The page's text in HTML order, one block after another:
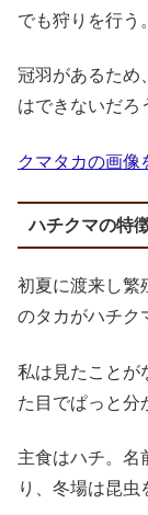
でも狩りを行う。
冠羽があるため
はできないだろ
クマタカの画像
ハチクマの特
初夏に渡来し繁
のタカがハチク
私は見たことが
た目でぱっと分
主食はハチ。名
り、冬場は昆虫